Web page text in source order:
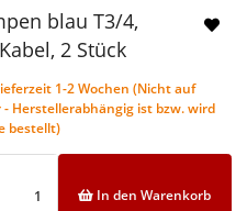
blau T3/4,
2 Stück
1-2 Wochen (Nicht auf
- Herstellerabhängig ist bzw. wird
bestellt)
In den Warenkorb